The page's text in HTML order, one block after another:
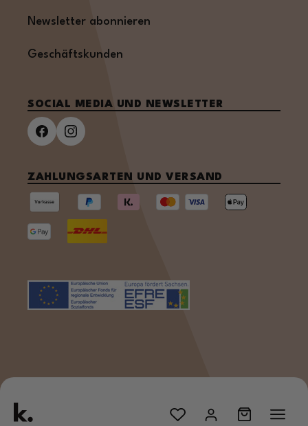
Newsletter abonnieren
Geschäftskunden
SOCIAL MEDIA UND NEWSLETTER
ZAHLUNGSARTEN UND VERSAND